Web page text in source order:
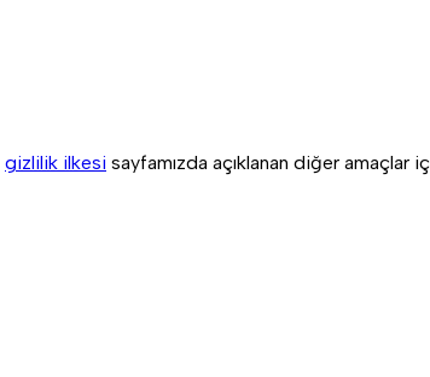
gizlilik ilkesi sayfamızda açıklanan diğer amaçlar